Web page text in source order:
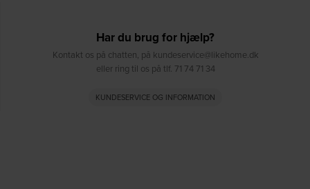
Har du brug for hjælp?
Kontakt os på chatten, på kundeservice@likehome.dk
eller ring til os på tlf. 71 74 71 34
KUNDESERVICE OG INFORMATION